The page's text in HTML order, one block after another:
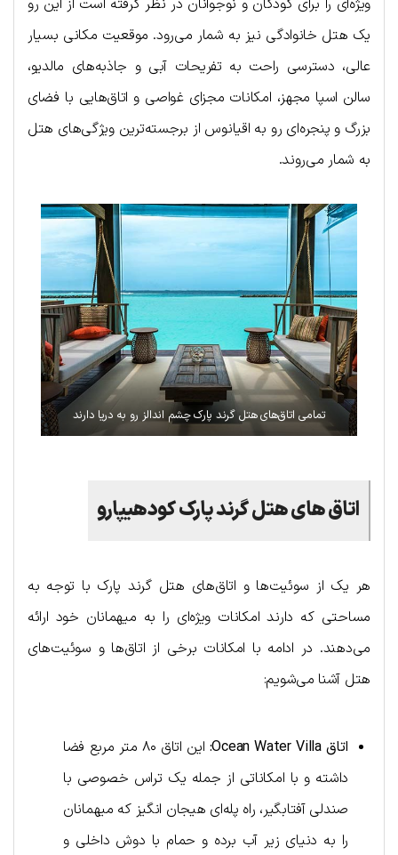
یک هتل خانوادگی نیز به شمار می‌رود. موقعیت مکانی بسیار
عالی، دسترسی راحت به تفریحات آبی و جاذبه‌های مالدیو،
سالن اسپا مجهز، امکانات مجزای غواصی و اتاق‌هایی با فضای
بزرگ و پنجره‌ای رو به اقیانوس از برجسته‌ترین ویژگی‌های هتل
به شمار می‌روند.
تمامی اتاق‌های هتل گرند پارک چشم اندالز رو به دریا دارند
اتاق‌ های هتل گرند پارک کودهیپارو
هر یک از سوئیت‌ها و اتاق‌های هتل گرند پارک با توجه به
مساحتی که دارند امکانات ویژه‌ای را به میهمانان خود ارائه
می‌دهند. در ادامه با امکانات برخی از اتاق‌ها و سوئیت‌های
هتل آشنا می‌شویم:
اتاقOcean Water Villa
:
این اتاق ۸۰ متر مربع فضا
داشته و با امکاناتی از جمله یک تراس خصوصی با
صندلی آفتابگیر، راه پله‌ای هیجان انگیز که میهمانان
را به دنیای زیر آب برده و حمام با دوش داخلی و